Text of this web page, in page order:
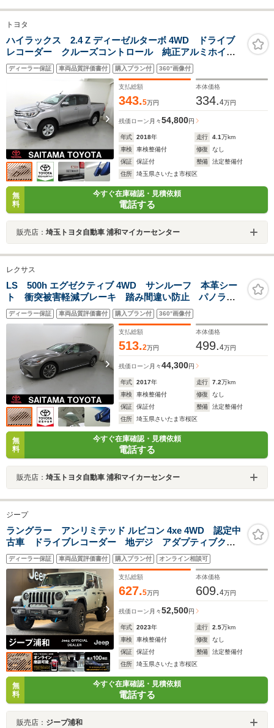
トヨタ
ハイラックス 2.4 Z ディーゼルターボ 4WD ドライブ
レコーダー クルーズコントロール 純正アルミホイー
ル スペアタイヤ 衝突被害軽減ブレーキ LEDヘッド
ライト バックモニター フルセグTV ETC サイドバ
イザー 取扱説明書 整備記録簿
ディーラー保証 車両品質評価書付 購入プラン付 360°画像付
支払総額
343.5万円
本体価格
334.4万円
残価ローン 月々54,800円
年式 2018年 走行 4.1万km
車検
車検整備付 修復
なし
保証
保証付 整備
法定整備付
住所
埼玉県さいたま市桜区
無
料
今すぐ在庫確認・見積依頼
電話する
販売店： 埼玉トヨタ自動車 浦和マイカーセンター
レクサス
LS 500h エグゼクティブ 4WD サンルーフ 本革シー
ト 衝突被害軽減ブレーキ 踏み間違い防止 パノラミ
ックビューモニター クリアランスソナー デジタル
インナーミラー ドライブレコーダー 後席ディスプレ
ディーラー保証 車両品質評価書付 購入プラン付 360°画像付
支払総額
513.2万円
本体価格
499.4万円
残価ローン 月々44,300円
年式 2017年 走行 7.2万km
車検
車検整備付 修復
なし
保証
保証付 整備
法定整備付
住所
埼玉県さいたま市桜区
無
料
今すぐ在庫確認・見積依頼
電話する
販売店： 埼玉トヨタ自動車 浦和マイカーセンター
ジープ
ラングラー アンリミテッド ルビコン 4xe 4WD 認定中
古車 ドライブレコーダー 地デジ アダプティブクル
ーズコントロール 左ハンドル アップルカープレ
ー サイドカメラ
ディーラー保証 車両品質評価書付 購入プラン付 オンライン相談可
支払総額
627.5万円
本体価格
609.4万円
残価ローン 月々52,500円
年式 2023年 走行 2.5万km
車検
車検整備付 修復
なし
保証
保証付 整備
法定整備付
住所
埼玉県さいたま市桜区
無
料
今すぐ在庫確認・見積依頼
電話する
販売店： ジープ浦和